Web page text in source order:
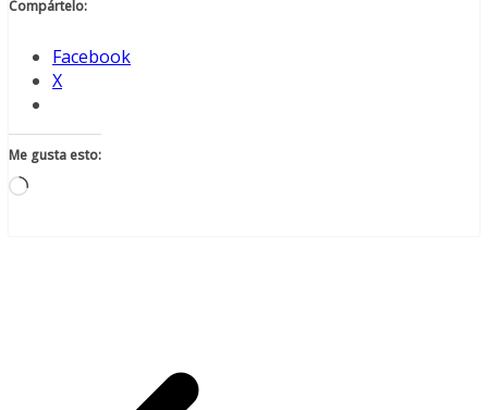
Compártelo:
Facebook
X
Me gusta esto:
Cargando...